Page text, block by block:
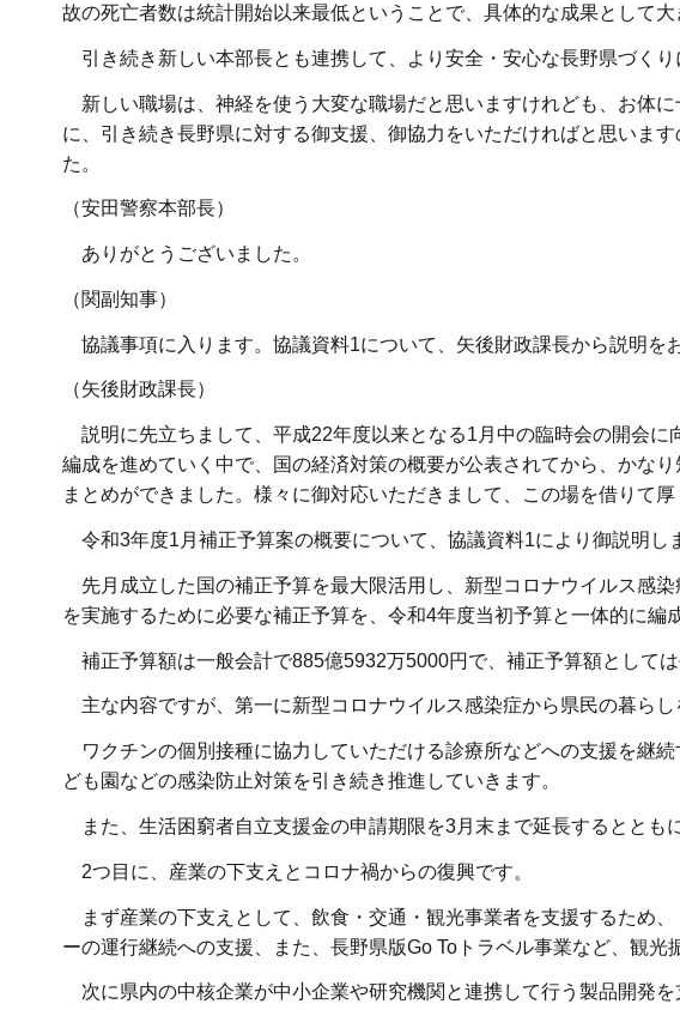
故の死亡者数は統計開始以来最低ということで、具体的な成果として
引き続き新しい本部長とも連携して、より安全・安心な長野県づくり
新しい職場は、神経を使う大変な職場だと思いますけれども、お体
に、引き続き長野県に対する御支援、御協力をいただければと思いま
た。
（安田警察本部長）
ありがとうございました。
（関副知事）
協議事項に入ります。協議資料1について、矢後財政課長から説明を
（矢後財政課長）
説明に先立ちまして、平成22年度以来となる1月中の臨時会の開会
編成を進めていく中で、国の経済対策の概要が公表されてから、かな
まとめができました。様々に御対応いただきまして、この場を借りて
令和3年度1月補正予算案の概要について、協議資料1により御説明し
先月成立した国の補正予算を最大限活用し、新型コロナウイルス感
を実施するために必要な補正予算を、令和4年度当初予算と一体的に編
補正予算額は一般会計で885億5932万5000円で、補正予算額として
主な内容ですが、第一に新型コロナウイルス感染症から県民の暮らし
ワクチンの個別接種に協力していただける診療所などへの支援を継
ども園などの感染防止対策を引き続き推進していきます。
また、生活困窮者自立支援金の申請期限を3月末まで延長するととも
2つ目に、産業の下支えとコロナ禍からの復興です。
まず産業の下支えとして、飲食・交通・観光事業者を支援するため
ーの運行継続への支援、また、長野県版Go Toトラベル事業など、観光
次に県内の中核企業が中小企業や研究機関と連携して行う製品開発